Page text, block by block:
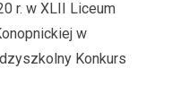
r. w XLII Liceum
w
Konkurs